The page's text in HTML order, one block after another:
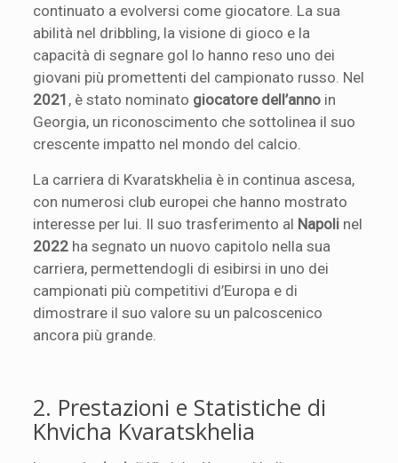
continuato a evolversi come giocatore. La sua
abilità nel dribbling, la visione di gioco e la
capacità di segnare gol lo hanno reso uno dei
giovani più promettenti del campionato russo. Nel
2021 , è stato nominato giocatore dell’anno in
Georgia, un riconoscimento che sottolinea il suo
crescente impatto nel mondo del calcio.
La carriera di Kvaratskhelia è in continua ascesa,
con numerosi club europei che hanno mostrato
interesse per lui. Il suo trasferimento al Napoli nel
2022 ha segnato un nuovo capitolo nella sua
carriera, permettendogli di esibirsi in uno dei
campionati più competitivi d’Europa e di
dimostrare il suo valore su un palcoscenico
ancora più grande.
2. Prestazioni e Statistiche di
Khvicha Kvaratskhelia